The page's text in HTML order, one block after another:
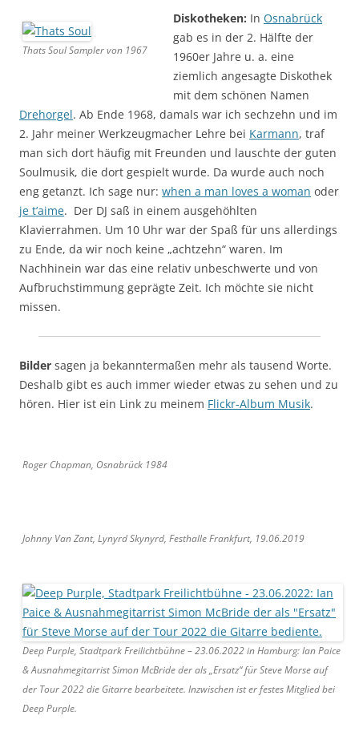
Thats Soul Sampler von 1967
Diskotheken: In Osnabrück
gab es in der 2. Hälfte der
1960er Jahre u. a. eine
ziemlich angesagte Diskothek
mit dem schönen Namen
Drehorgel. Ab Ende 1968, damals war ich sechzehn und im
2. Jahr meiner Werkzeugmacher Lehre bei Karmann, traf
man sich dort häufig mit Freunden und lauschte der guten
Soulmusik, die dort gespielt wurde. Da wurde auch noch
eng getanzt. Ich sage nur: when a man loves a woman oder
je t’aime. Der DJ saß in einem ausgehöhlten
Klavierrahmen. Um 10 Uhr war der Spaß für uns allerdings
zu Ende, da wir noch keine „achtzehn“ waren. Im
Nachhinein war das eine relativ unbeschwerte und von
Aufbruchstimmung geprägte Zeit. Ich möchte sie nicht
missen.
Bilder sagen ja bekanntermaßen mehr als tausend Worte.
Deshalb gibt es auch immer wieder etwas zu sehen und zu
hören. Hier ist ein Link zu meinem Flickr-Album Musik.
Roger Chapman, Osnabrück 1984
Johnny Van Zant, Lynyrd Skynyrd, Festhalle Frankfurt, 19.06.2019
Deep Purple, Stadtpark Freilichtbühne – 23.06.2022 in Hamburg: Ian Paice
& Ausnahmegitarrist Simon McBride der als „Ersatz“ für Steve Morse auf
der Tour 2022 die Gitarre bearbeitete. Inzwischen ist er festes Mitglied bei
Deep Purple.